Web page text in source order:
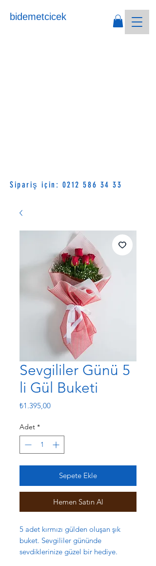
Sipariş için: 0212 586 34 33
bidemetcicek
Sevgililer Günü 5
li Gül Buketi
₺1.395,00Fiyat
Adet *
Sepete Ekle
Hemen Satın Al
5 adet kırmızı gülden oluşan şık
buket. Sevgililer gününde
sevdiklerinize güzel bir hediye.